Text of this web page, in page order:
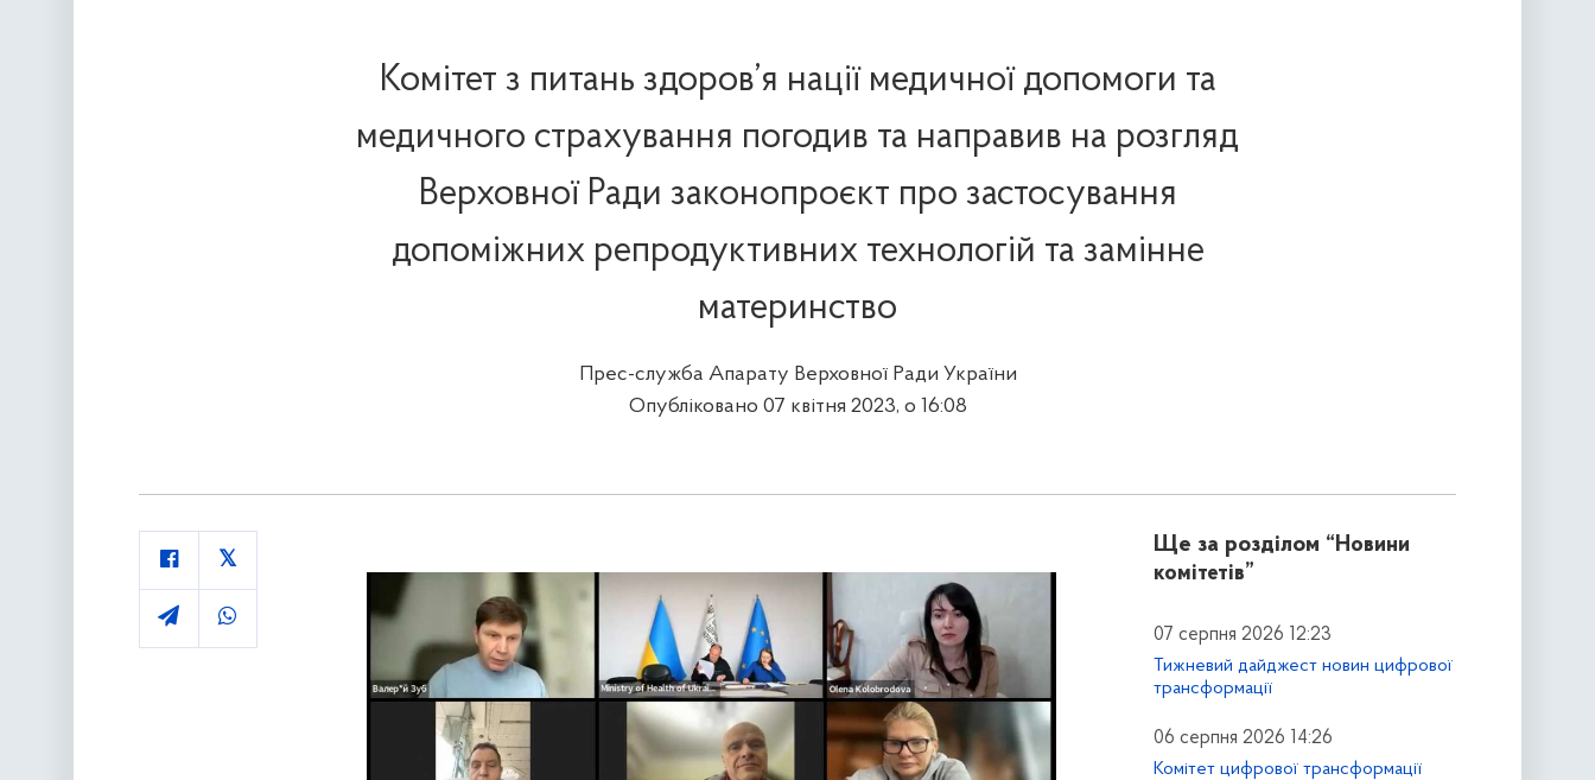
Комітет з питань здоров’я нації медичної допомоги та
медичного страхування погодив та направив на розгляд
Верховної Ради законопроєкт про застосування
допоміжних репродуктивних технологій та замінне
материнство
Прес-служба Апарату Верховної Ради України
Опубліковано 07 квітня 2023, о 16:08
Ще за розділом “Новини
комітетів”
07 серпня 2026 12:23
Тижневий дайджест новин цифрової
трансформації
06 серпня 2026 14:26
Комітет цифрової трансформації